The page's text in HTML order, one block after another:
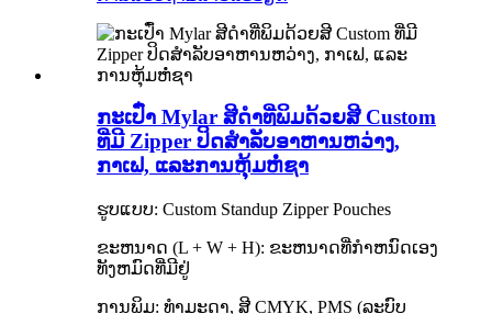
ກະເປົ໋າ Mylar ສີດຳທີ່ພິມດ້ວຍສີ Custom
ທີ່ມີ Zipper ປິດສໍາລັບອາຫານຫວ່າງ,
ກາເຟ, ແລະການຫຸ້ມຫໍ່ຊາ
ຮູບແບບ: Custom Standup Zipper Pouches
ຂະຫນາດ (L + W + H): ຂະຫນາດທີ່ກໍາຫນົດເອງ
ທັງຫມົດທີ່ມີຢູ່
ການພິມ: ທຳມະດາ, ສີ CMYK, PMS (ລະບົບ